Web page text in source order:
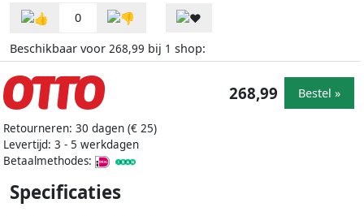
0
Beschikbaar voor 268,99 bij 1 shop:
Retourneren: 30 dagen (€ 25)
Levertijd: 3 - 5 werkdagen
Betaalmethodes:
268,99 Bestel »
Specificaties